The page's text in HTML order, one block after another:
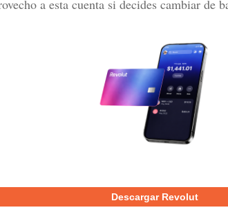
a esta cuenta si decides cambiar de
Descargar Revolut